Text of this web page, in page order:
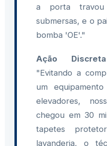
a porta
submersas, e o
bomba 'OE'."
Ação
"Evitando a
um
elevadores,
chegou em 30
tapetes
lavanderia, o